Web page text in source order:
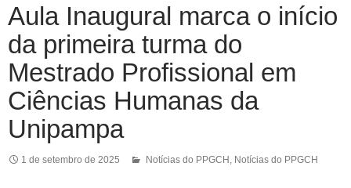
Aula Inaugural marca o início
da primeira turma do
Mestrado Profissional em
Ciências Humanas da
Unipampa
1 de setembro de 2025 Notícias do PPGCH Notícias do PPGCH